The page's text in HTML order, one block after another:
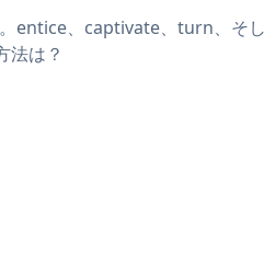
entice、captivate、turn、そ
法は？